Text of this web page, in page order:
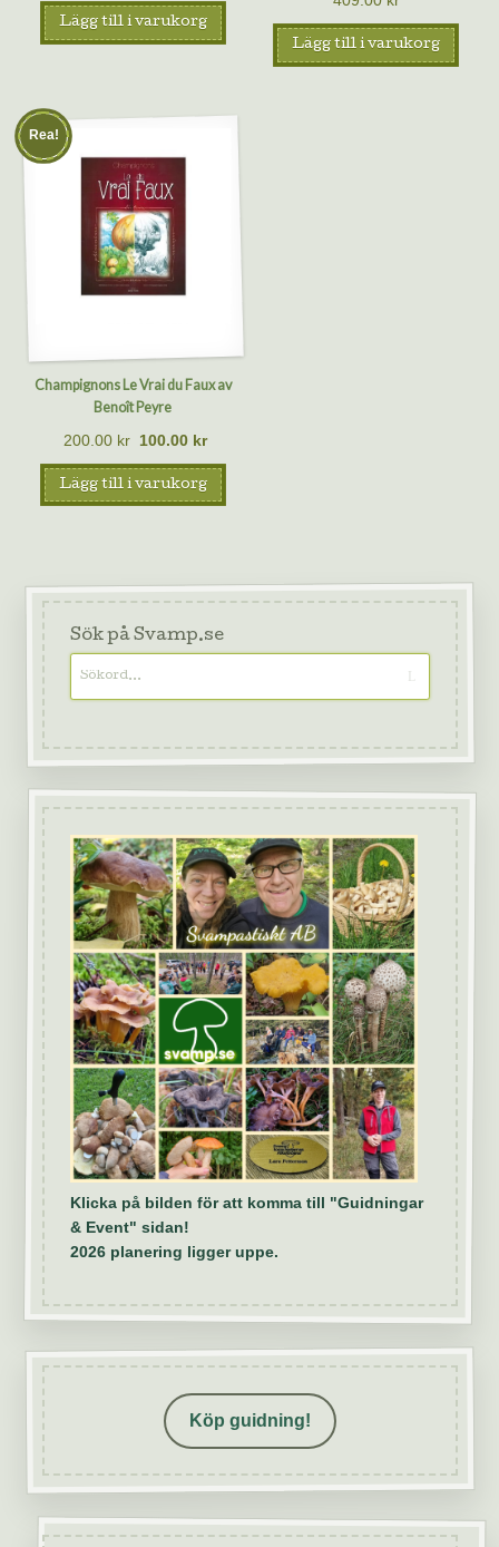
Lägg till i varukorg
Lägg till i varukorg
Champignons Le Vrai du Faux av
Benoît Peyre
200.00 kr 100.00 kr
Rea!
Lägg till i varukorg
Sök på Svamp.se
Klicka på bilden för att komma till "Guidningar
& Event" sidan!
2026 planering ligger uppe.
Köp guidning!